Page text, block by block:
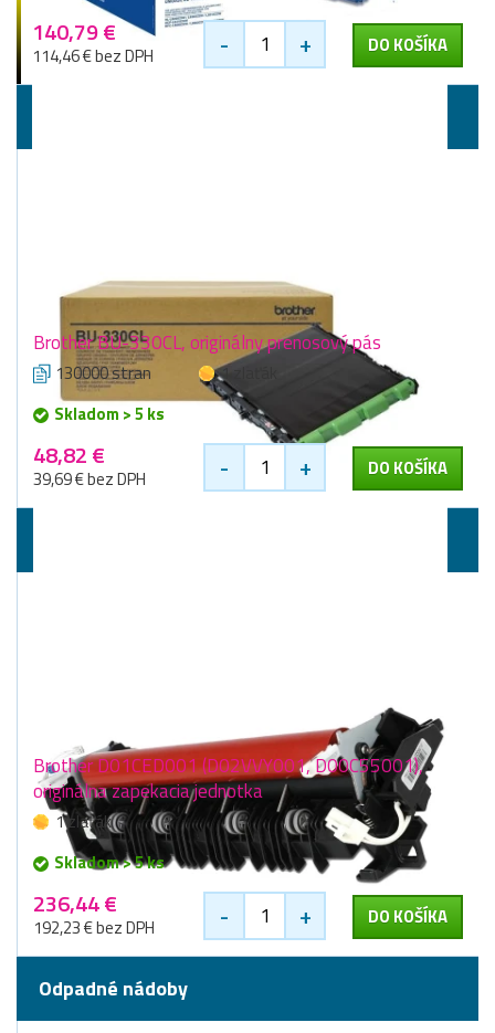
140,79 €
114,46 € bez DPH - + DO KOŠÍKA
Brother BU-330CL, originálny prenosový pás
130000 stran
1 zlaťák
Skladom > 5 ks
48,82 €
39,69 € bez DPH - + DO KOŠÍKA
Brother D01CED001 (D02VVY001, D00C55001),
originálna zapekacia jednotka
1 zlaťák
Skladom > 5 ks
236,44 €
192,23 € bez DPH - + DO KOŠÍKA
Odpadné nádoby